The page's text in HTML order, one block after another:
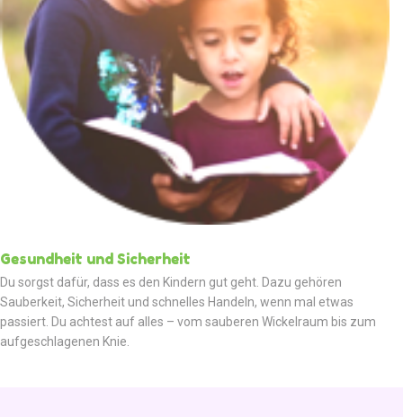
Gesundheit und Sicherheit
Du sorgst dafür, dass es den Kindern gut geht. Dazu gehören
Sauberkeit, Sicherheit und schnelles Handeln, wenn mal etwas
passiert. Du achtest auf alles – vom sauberen Wickelraum bis zum
aufgeschlagenen Knie.